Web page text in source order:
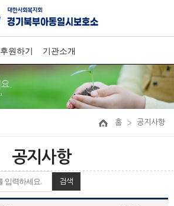
후원하기 기관소개
홈 공지사항
공지사항
검색